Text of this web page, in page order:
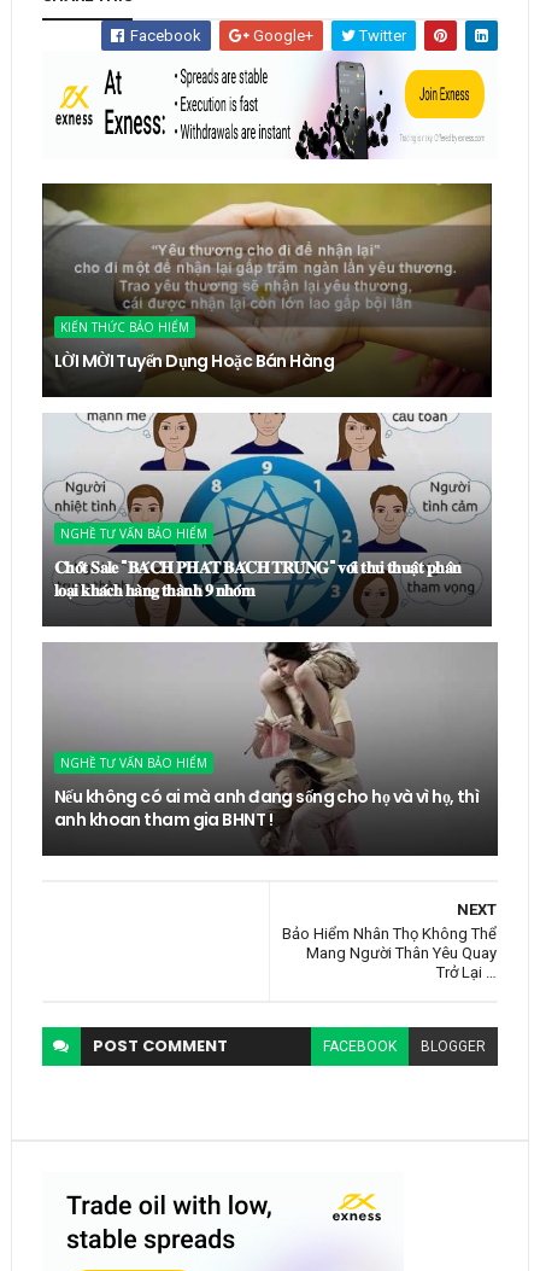
Facebook Google+ Twitter
KIẾN THỨC BẢO HIỂM
LỜI MỜI Tuyển Dụng Hoặc Bán Hàng
NGHỀ TƯ VẤN BẢO HIỂM
𝐂𝐡𝐨̂́𝐭 𝐒𝐚𝐥𝐞 "𝐁𝐀́𝐂𝐇 𝐏𝐇𝐀́𝐓 𝐁𝐀́𝐂𝐇 𝐓𝐑𝐔́𝐍𝐆" 𝐯𝐨̛́𝐢 𝐭𝐡𝐮̉ 𝐭𝐡𝐮𝐚̣̂𝐭 𝐩𝐡𝐚̂𝐧
𝐥𝐨𝐚̣𝐢 𝐤𝐡𝐚́𝐜𝐡 𝐡𝐚̀𝐧𝐠 𝐭𝐡𝐚̀𝐧𝐡 𝟗 𝐧𝐡𝐨́𝐦
NGHỀ TƯ VẤN BẢO HIỂM
Nếu không có ai mà anh đang sống cho họ và vì họ, thì
anh khoan tham gia BHNT !
NEXT
Bảo Hiểm Nhân Thọ Không Thể
Mang Người Thân Yêu Quay
Trở Lại …
POST COMMENT FACEBOOK BLOGGER